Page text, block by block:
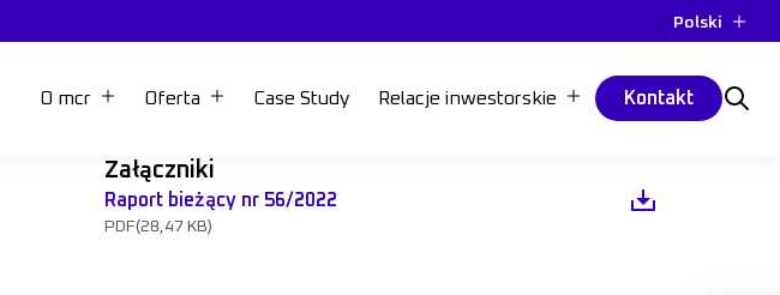
Polski
O mcr Oferta Case Study Relacje inwestorskie Kontakt
Załączniki
Raport bieżący nr 56/2022
PDF(28,47 KB)